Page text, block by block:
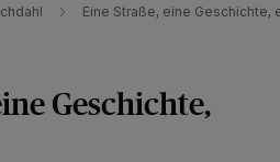
Eine Straße, eine Geschichte,
Geschichte,